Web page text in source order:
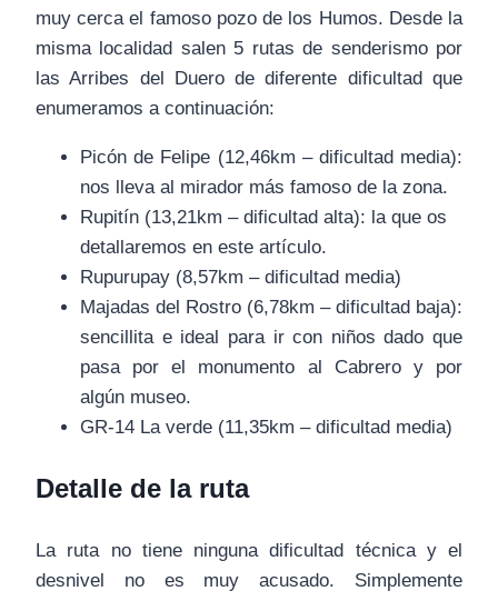
muy cerca el famoso pozo de los Humos. Desde la
misma localidad salen 5 rutas de senderismo por
las Arribes del Duero de diferente dificultad que
enumeramos a continuación:
Picón de Felipe (12,46km – dificultad media):
nos lleva al mirador más famoso de la zona.
Rupitín (13,21km – dificultad alta): la que os
detallaremos en este artículo.
Rupurupay (8,57km – dificultad media)
Majadas del Rostro (6,78km – dificultad baja):
sencillita e ideal para ir con niños dado que
pasa por el monumento al Cabrero y por
algún museo.
GR-14 La verde (11,35km – dificultad media)
Detalle de la ruta
La ruta no tiene ninguna dificultad técnica y el
desnivel no es muy acusado. Simplemente